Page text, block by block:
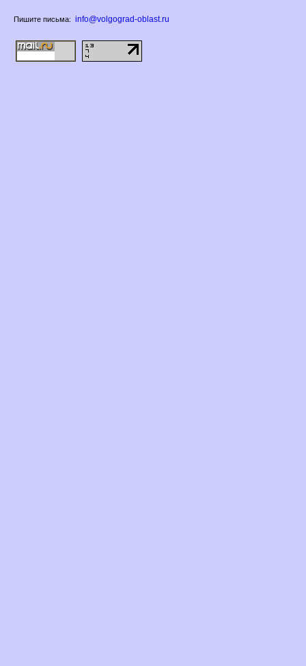
Пишите письма: info@volgograd-oblast.ru